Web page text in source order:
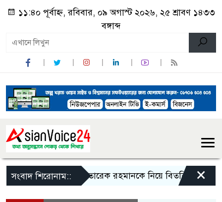
১১:৪০ পূর্বাহ্ন, রবিবার, ০৯ অগাস্ট ২০২৬, ২৫ শ্রাবণ ১৪৩৩
বঙ্গাব্দ
সংবাদ শিরোনাম::
জিয়াউর রহমান ও তারেক রহমানকে নিয়ে বিতর্কিত বক্তব্যের
×